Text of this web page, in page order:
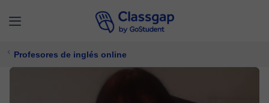
Profesores de inglés online